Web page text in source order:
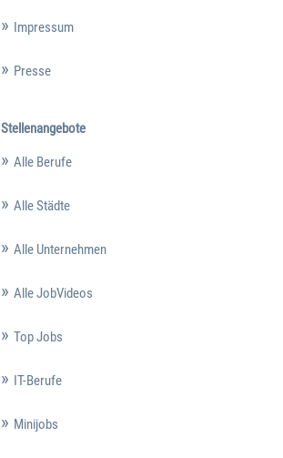
Impressum
Presse
Stellenangebote
Alle Berufe
Alle Städte
Alle Unternehmen
Alle JobVideos
Top Jobs
IT-Berufe
Minijobs